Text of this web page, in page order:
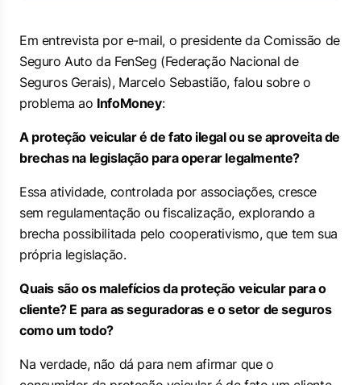
Em entrevista por e-mail, o presidente da Comissão de
Seguro Auto da FenSeg (Federação Nacional de
Seguros Gerais), Marcelo Sebastião, falou sobre o
problema ao InfoMoney:
A proteção veicular é de fato ilegal ou se aproveita de
brechas na legislação para operar legalmente?
Essa atividade, controlada por associações, cresce
sem regulamentação ou fiscalização, explorando a
brecha possibilitada pelo cooperativismo, que tem sua
própria legislação.
Quais são os malefícios da proteção veicular para o
cliente? E para as seguradoras e o setor de seguros
como um todo?
Na verdade, não dá para nem afirmar que o